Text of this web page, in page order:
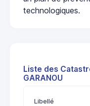
technologiques.
Liste des
GARANOU
Libellé